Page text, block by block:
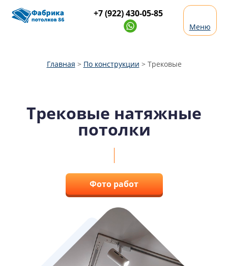
+7 (922) 430-05-85
Меню
Главная > По конструкции > Трековые
Трековые натяжные
потолки
Фото работ